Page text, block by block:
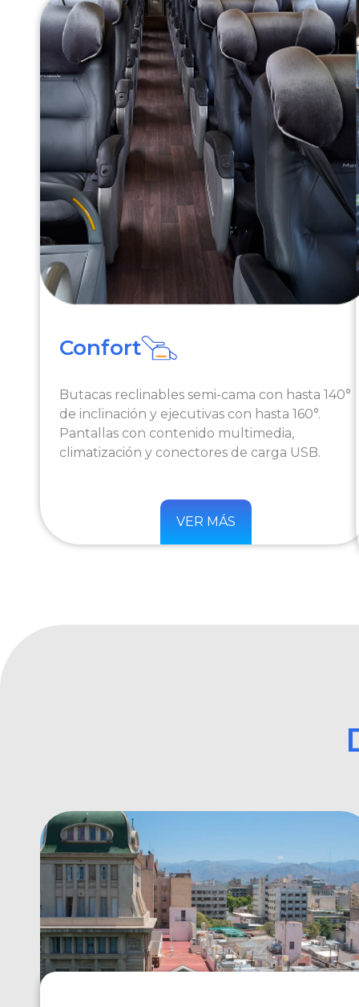
Confort
Butacas reclinables semi-cama con hasta 140°
de inclinación y ejecutivas con hasta 160°.
Pantallas con contenido multimedia,
climatización y conectores de carga USB.
VER MÁS